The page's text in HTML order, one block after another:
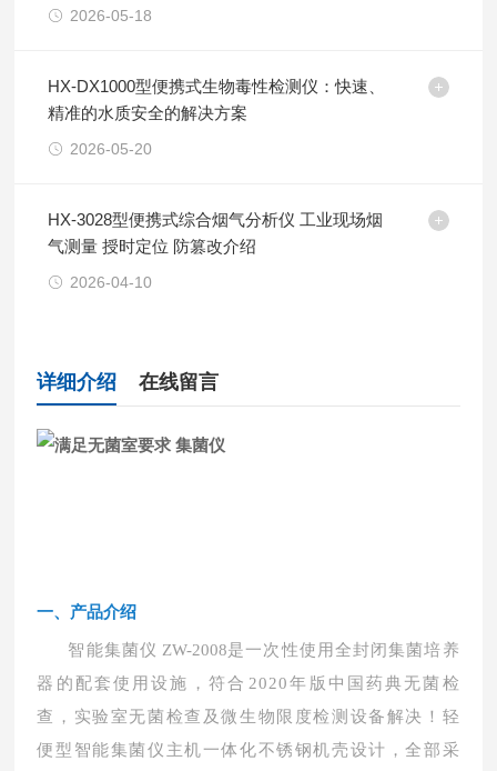
2026-05-18
HX-DX1000型便携式生物毒性检测仪：快速、
精准的水质安全的解决方案
2026-05-20
HX-3028型便携式综合烟气分析仪 工业现场烟
气测量 授时定位 防篡改介绍
2026-04-10
详细介绍 在线留言
一、 产品介绍
智能集菌仪 ZW-2008是一次性使用全封闭集菌培养
器的配套使用设施，符合 2020年版中国药典无菌检
查，实验室无菌检查及微生物限度检测设备解决！轻
便型智能集菌仪主机一体化不锈钢机壳设计，全部采